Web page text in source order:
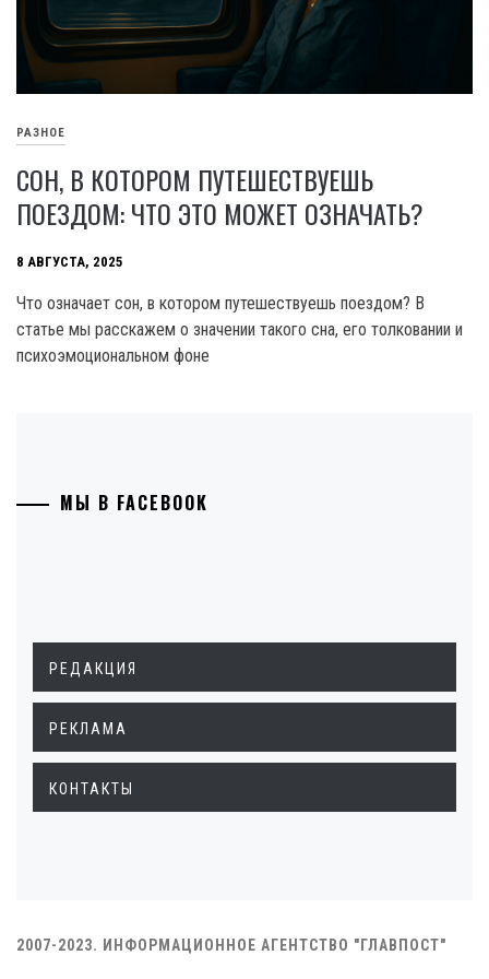
РАЗНОЕ
СОН, В КОТОРОМ ПУТЕШЕСТВУЕШЬ
ПОЕЗДОМ: ЧТО ЭТО МОЖЕТ ОЗНАЧАТЬ?
8 АВГУСТА, 2025
Что означает сон, в котором путешествуешь поездом? В
статье мы расскажем о значении такого сна, его толковании и
психоэмоциональном фоне
МЫ В FACEBOOK
РЕДАКЦИЯ
РЕКЛАМА
КОНТАКТЫ
2007-2023. ИНФОРМАЦИОННОЕ АГЕНТСТВО "ГЛАВПОСТ"